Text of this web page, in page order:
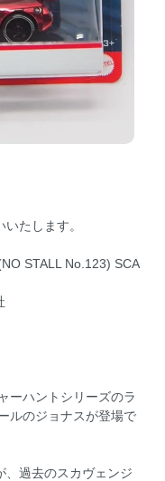
たします。
STALL No.123) SCA
ーハントシリーズのラ
ルのジョナスが登場で
、過去のスカヴェンジ